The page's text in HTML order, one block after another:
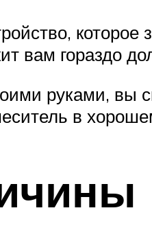
которое
вам гораздо
руками, вы
в